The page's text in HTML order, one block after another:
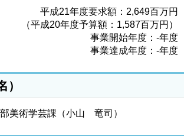
平成21年度要求額：2,649百万円
（平成20年度予算額：1,587百万円）
事業開始年度：‐年度
事業達成年度：‐年度
）
美術学芸課（小山 竜司）